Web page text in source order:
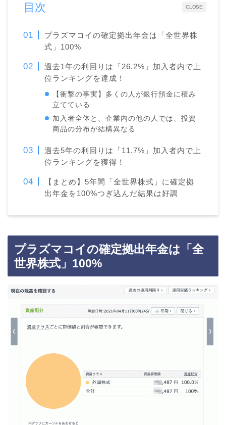
CLOSE
目次
プラズマコイの確定拠出年金は「全世界株
式」100%
過去1年の利回りは「26.2%」加入者内で上
位ランキングを達成！
【衝撃の事実】多くの人が銀行預金に積み
立てている
加入者全体と、企業内の他の人では、投資
商品の分布が結構異なる
過去5年の利回りは「11.7%」加入者内で上
位ランキングを獲得！
【まとめ】5年間「全世界株式」に確定拠
出年金を100%つぎ込んだ結果は好調
プラズマコイの確定拠出年金は「全
世界株式」100%